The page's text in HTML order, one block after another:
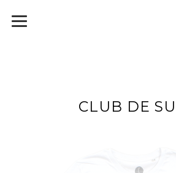
CLUB DE